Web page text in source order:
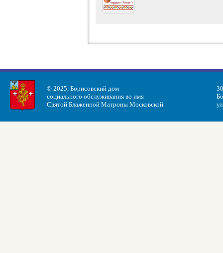
© 2025, Борисовский дом
социального обслуживания во имя
Святой Блаженной Матроны Московской